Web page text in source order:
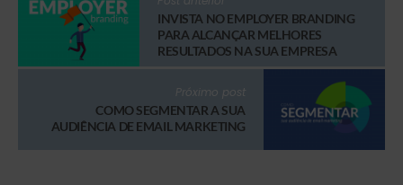
INVISTA NO EMPLOYER BRANDING
PARA ALCANÇAR MELHORES
RESULTADOS NA SUA EMPRESA
Próximo post
COMO SEGMENTAR A SUA
AUDIÊNCIA DE EMAIL MARKETING